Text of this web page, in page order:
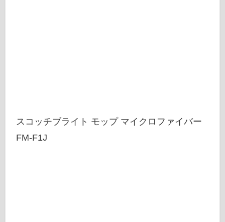
スコッチブライト モップ マイクロファイバー
FM-F1J